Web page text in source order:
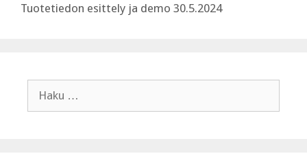
Tuotetiedon esittely ja demo 30.5.2024